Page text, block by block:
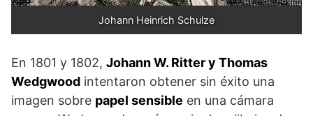
Johann Heinrich Schulze
En 1801 y 1802, Johann W. Ritter y Thomas
Wedgwood intentaron obtener sin éxito una
imagen sobre papel sensible en una cámara